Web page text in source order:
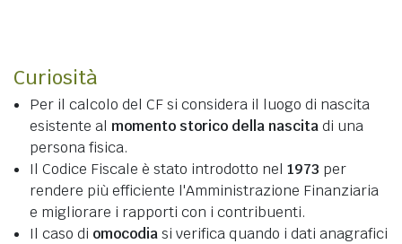
Curiosità
Per il calcolo del CF si considera il luogo di nascita
esistente al momento storico della nascitadi una
persona fisica.
Il Codice Fiscale è stato introdotto nel 1973 per
rendere più efficiente l'Amministrazione Finanziaria
e migliorare i rapporti con i contribuenti.
Il caso di omocodiasi verifica quando i dati anagrafici